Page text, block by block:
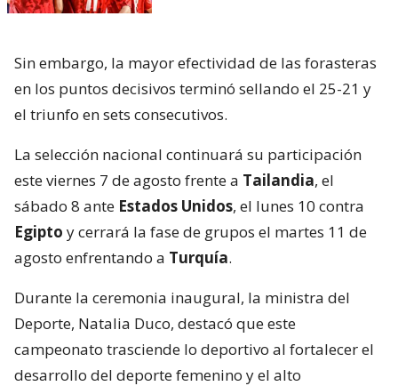
Sin embargo, la mayor efectividad de las forasteras
en los puntos decisivos terminó sellando el 25-21 y
el triunfo en sets consecutivos.
La selección nacional continuará su participación
este viernes 7 de agosto frente a Tailandia, el
sábado 8 ante Estados Unidos, el lunes 10 contra
Egipto y cerrará la fase de grupos el martes 11 de
agosto enfrentando a Turquía.
Durante la ceremonia inaugural, la ministra del
Deporte, Natalia Duco, destacó que este
campeonato trasciende lo deportivo al fortalecer el
desarrollo del deporte femenino y el alto